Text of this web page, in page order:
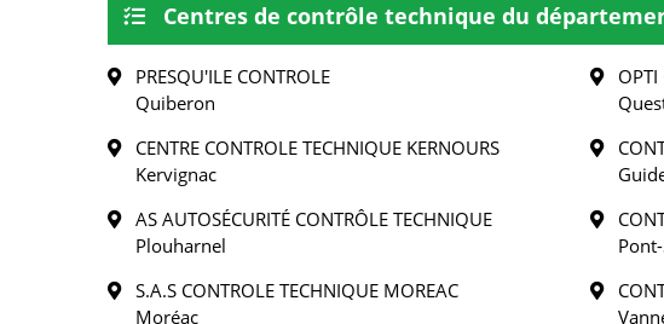
Centres de contrôle technique du
PRESQU'ILE CONTROLE
Quiberon
OPTI
CENTRE CONTROLE TECHNIQUE KERNOURS
Kervignac
AS AUTOSÉCURITÉ CONTRÔLE TECHNIQUE
Plouharnel
S.A.S CONTROLE TECHNIQUE MOREAC
Moréac